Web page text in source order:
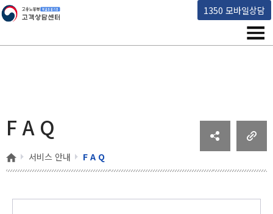
1350 모바일상담
고용노동부 책임운영기관 고객상담센터
메
F A Q
홈 서비스 안내 F A Q